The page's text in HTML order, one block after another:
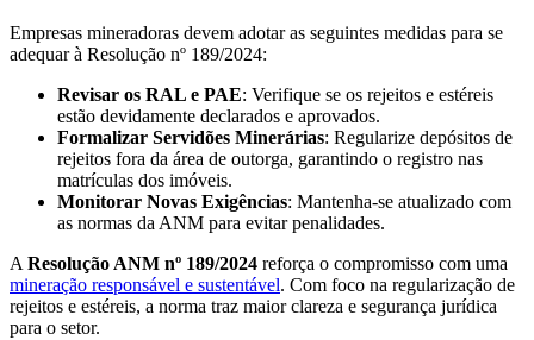
Empresas mineradoras devem adotar as seguintes medidas para se
adequar à Resolução nº 189/2024:
Revisar os RAL e PAE: Verifique se os rejeitos e estéreis
estão devidamente declarados e aprovados.
Formalizar Servidões Minerárias: Regularize depósitos de
rejeitos fora da área de outorga, garantindo o registro nas
matrículas dos imóveis.
Monitorar Novas Exigências: Mantenha-se atualizado com
as normas da ANM para evitar penalidades.
A Resolução ANM nº 189/2024 reforça o compromisso com uma
mineração responsável e sustentável. Com foco na regularização de
rejeitos e estéreis, a norma traz maior clareza e segurança jurídica
para o setor.